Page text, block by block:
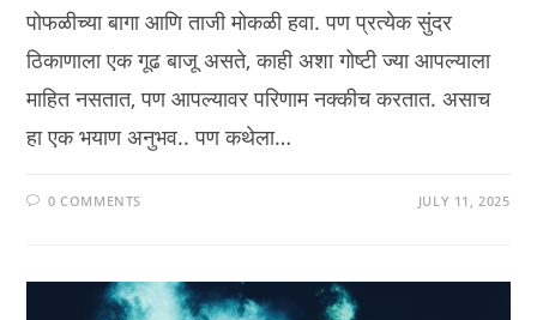
पोफळीच्या बागा आणि ताजी मोकळी हवा. पण प्रत्येक सुंदर
ठिकाणाला एक गूढ बाजू असते, काही अशा गोष्टी ज्या आपल्याला
माहित नसतात, पण आपल्यावर परिणाम नक्कीच करतात. असाच
हा एक भयाण अनुभव.. पण कथेला…
0 COMMENTS JULY 11, 2025